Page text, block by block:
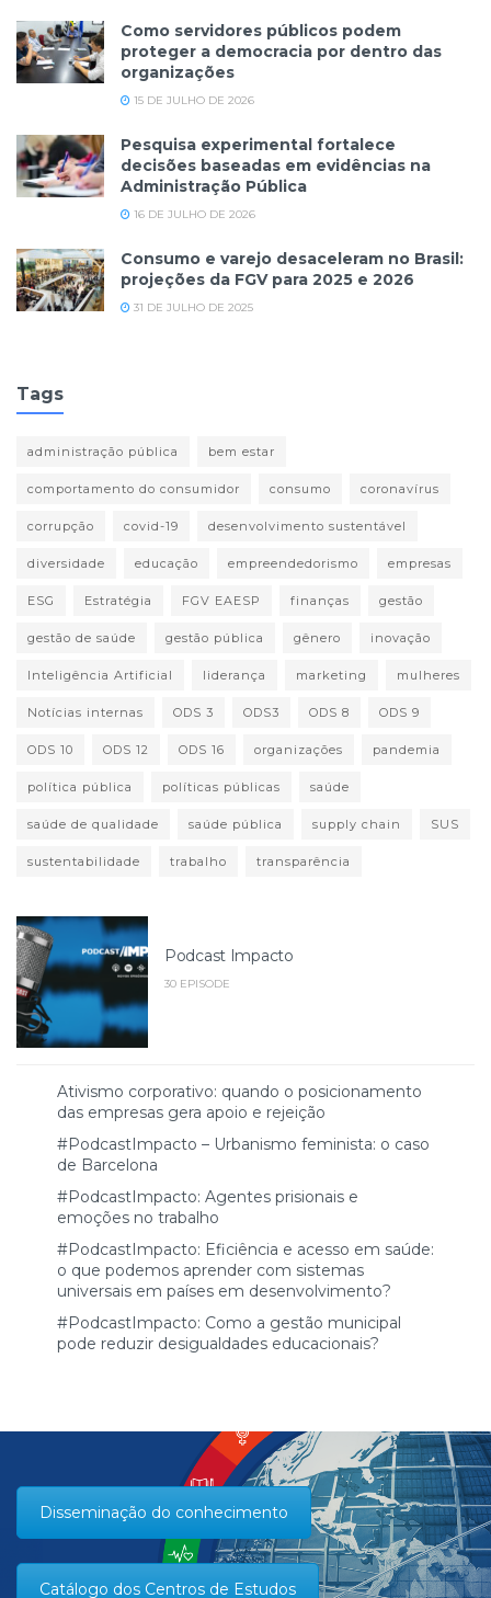
Como servidores públicos podem
proteger a democracia por dentro das
organizações
15 DE JULHO DE 2026
Pesquisa experimental fortalece
decisões baseadas em evidências na
Administração Pública
16 DE JULHO DE 2026
Consumo e varejo desaceleram no Brasil:
projeções da FGV para 2025 e 2026
31 DE JULHO DE 2025
Tags
administração pública bem estar
comportamento do consumidor consumo coronavírus
corrupção covid-19 desenvolvimento sustentável
diversidade educação empreendedorismo empresas
ESG Estratégia FGV EAESP finanças gestão
gestão de saúde gestão pública gênero inovação
Inteligência Artificial liderança marketing mulheres
Notícias internas ODS 3 ODS3 ODS 8 ODS 9
ODS 10 ODS 12 ODS 16 organizações pandemia
política pública políticas públicas saúde
saúde de qualidade saúde pública supply chain SUS
sustentabilidade trabalho transparência
Podcast Impacto
30 EPISODE
Ativismo corporativo: quando o posicionamento
das empresas gera apoio e rejeição
#PodcastImpacto – Urbanismo feminista: o caso
de Barcelona
#PodcastImpacto: Agentes prisionais e
emoções no trabalho
#PodcastImpacto: Eficiência e acesso em saúde:
o que podemos aprender com sistemas
universais em países em desenvolvimento?
#PodcastImpacto: Como a gestão municipal
pode reduzir desigualdades educacionais?
Disseminação do conhecimento
Catálogo dos Centros de Estudos